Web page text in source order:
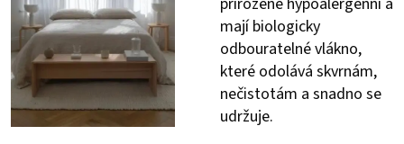
mají biologicky
odbouratelné vlákno,
které odolává skvrnám,
nečistotám a snadno se
udržuje.